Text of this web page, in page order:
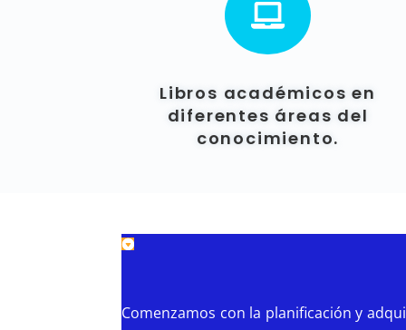

Libros académicos en
diferentes áreas del
conocimiento.
Comenzamos con la planificación y